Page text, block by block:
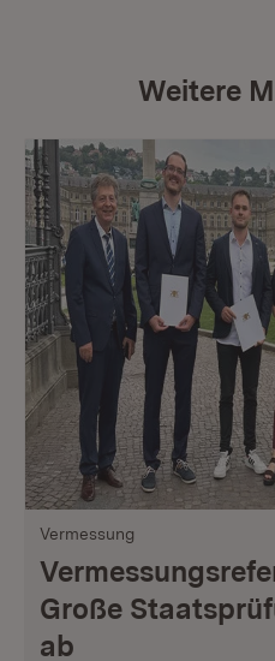
Weitere
Vermessung
Große
ab